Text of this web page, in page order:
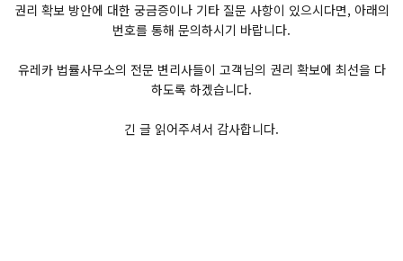
권리 확보 방안에 대한 궁금증이나 기타 질문 사항이 있으시다면, 아래의
번호를 통해 문의하시기 바랍니다.
유레카 법률사무소의 전문 변리사들이 고객님의 권리 확보에 최선을 다
하도록 하겠습니다.
긴 글 읽어주셔서 감사합니다.